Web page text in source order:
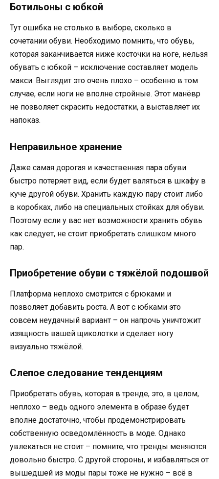
Ботильоны с юбкой
Тут ошибка не столько в выборе, сколько в
сочетании обуви. Необходимо помнить, что обувь,
которая заканчивается ниже косточки на ноге, нельзя
обувать с юбкой – исключение составляет модель
макси. Выглядит это очень плохо – особенно в том
случае, если ноги не вполне стройные. Этот манёвр
не позволяет скрасить недостатки, а выставляет их
напоказ.
Неправильное хранение
Даже самая дорогая и качественная пара обуви
быстро потеряет вид, если будет валяться в шкафу в
куче другой обуви. Хранить каждую пару стоит либо
в коробках, либо на специальных стойках для обуви.
Поэтому если у вас нет возможности хранить обувь
как следует, не стоит приобретать слишком много
пар.
Приобретение обуви с тяжёлой подошвой
Платформа неплохо смотрится с брюками и
позволяет добавить роста. А вот с юбками это
совсем неудачный вариант – он напрочь уничтожит
изящность вашей щиколотки и сделает ногу
визуально тяжёлой.
Слепое следование тенденциям
Приобретать обувь, которая в тренде, это, в целом,
неплохо – ведь одного элемента в образе будет
вполне достаточно, чтобы продемонстрировать
собственную осведомлённость в моде. Однако
увлекаться не стоит – помните, что тренды меняются
довольно быстро. С другой стороны, и избавляться от
вышедшей из моды пары тоже не нужно – всё в